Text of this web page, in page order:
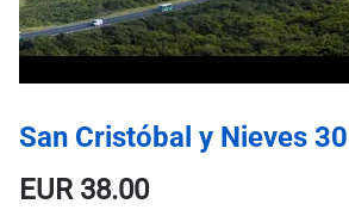
San Cristóbal y Nieves
EUR38.00